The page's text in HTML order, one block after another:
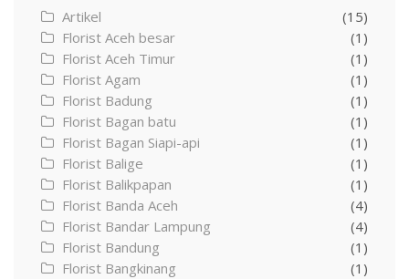
Artikel
(15)
Florist Aceh besar
(1)
Florist Aceh Timur
(1)
Florist Agam
(1)
Florist Badung
(1)
Florist Bagan batu
(1)
Florist Bagan Siapi-api
(1)
Florist Balige
(1)
Florist Balikpapan
(1)
Florist Banda Aceh
(4)
Florist Bandar Lampung
(4)
Florist Bandung
(1)
Florist Bangkinang
(1)